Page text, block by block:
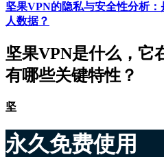
坚果VPN的隐私与安全性分析
人数据？
坚果VPN是什么，它
有哪些关键特性？
坚
永久免费使用